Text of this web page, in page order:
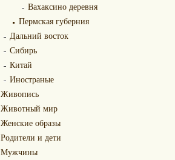
Вахаксино деревня
Пермская губерния
Дальний восток
Сибирь
Китай
Иностраные
Живопись
Животный мир
Женские образы
Родители и дети
Мужчины